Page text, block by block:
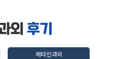
메타인과외